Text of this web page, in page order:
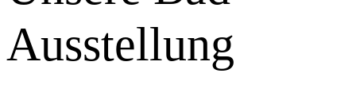
Ausstellung